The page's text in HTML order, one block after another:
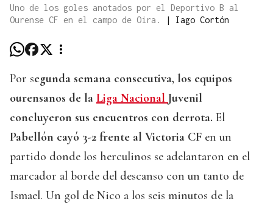
Uno de los goles anotados por el Deportivo B al
Ourense CF en el campo de Oira.
| Iago Cortón
Por segunda semana consecutiva, los equipos
ourensanos de la Liga Nacional Juvenil
concluyeron sus encuentros con derrota. El
Pabellón cayó 3-2 frente al Victoria CF en un
partido donde los herculinos se adelantaron en el
marcador al borde del descanso con un tanto de
Ismael. Un gol de Nico a los seis minutos de la